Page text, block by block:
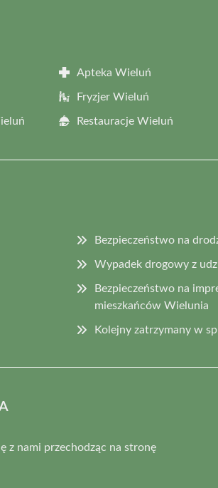
Apteka Wieluń
Fryzjer Wieluń
Restauracje Wieluń
Bezpieczeństwo na
Wypadek drogowy z
Bezpieczeństwo na
mieszkańców Wielunia
Kolejny zatrzymany w
z nami przechodząc na stronę